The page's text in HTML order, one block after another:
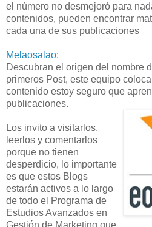
el número no desmejoró para
contenidos, pueden encontrar
cada una de sus publicaciones
Melaosalao:
Descubran el origen del nombre
primeros Post, este equipo
contenido estoy seguro que
publicaciones.
Los invito a visitarlos,
leerlos y comentarlos
porque no tienen
desperdicio, lo importante
es que estos Blogs
estarán activos a lo largo
de todo el Programa de
Estudios Avanzados en
Gestión de Marketing que